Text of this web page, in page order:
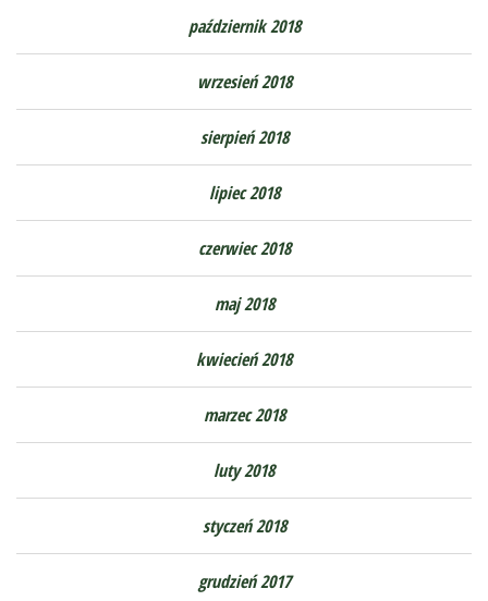
październik 2018
wrzesień 2018
sierpień 2018
lipiec 2018
czerwiec 2018
maj 2018
kwiecień 2018
marzec 2018
luty 2018
styczeń 2018
grudzień 2017